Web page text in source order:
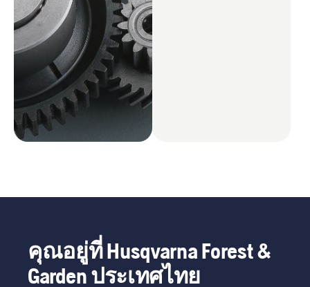
คุณอยู่ที่ Husqvarna Forest &
Garden ประเทศไทย